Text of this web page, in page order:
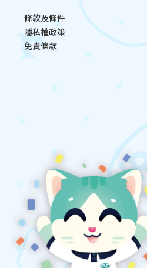
條款及條件
隱私權政策
免責條款